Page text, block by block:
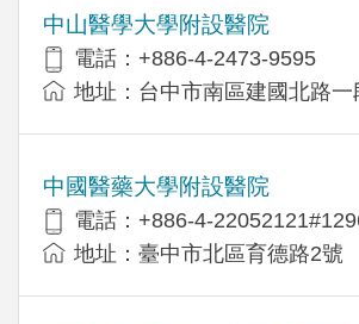
中山醫學大學附設醫院
電話：+886-4-2473-9595
地址：台中市南區建國北路一
中國醫藥大學附設醫院
電話：+886-4-
地址：臺中市北區育德路2號